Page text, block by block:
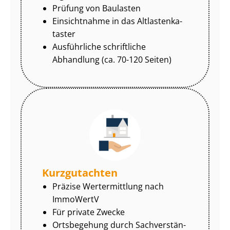
Prüfung von Baulasten
Einsichtnahme in das Alt­las­ten­ka­
tas­ter
Ausführliche schriftliche
Abhandlung (ca. 70-120 Seiten)
Kurzgutachten
Präzise Wertermittlung nach
ImmoWertV
Für private Zwecke
Ortsbegehung durch Sach­ver­stän­